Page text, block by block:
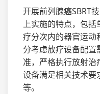
开展前列腺癌SBRT
上实施的特点，包
疗分次内的器官运动
分考虑放疗设备配
准，严格执行放射
设备满足相关技术要
等。